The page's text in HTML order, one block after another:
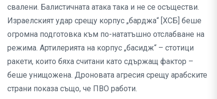
свалени. Балистичната атака така и не се осъществи.
Израелският удар срещу корпус „барджа“ [ХСБ] беше
огромна подготовка към по-нататъшно отслабване на
режима. Артилерията на корпус „басидж“ – стотици
ракети, които бяха считани като сдържащ фактор –
беше унищожена. Дроновата агресия срещу арабските
страни показа също, че ПВО работи.